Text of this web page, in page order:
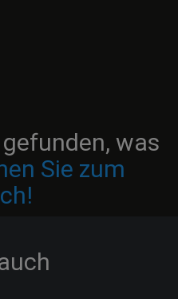
was
Sie zum